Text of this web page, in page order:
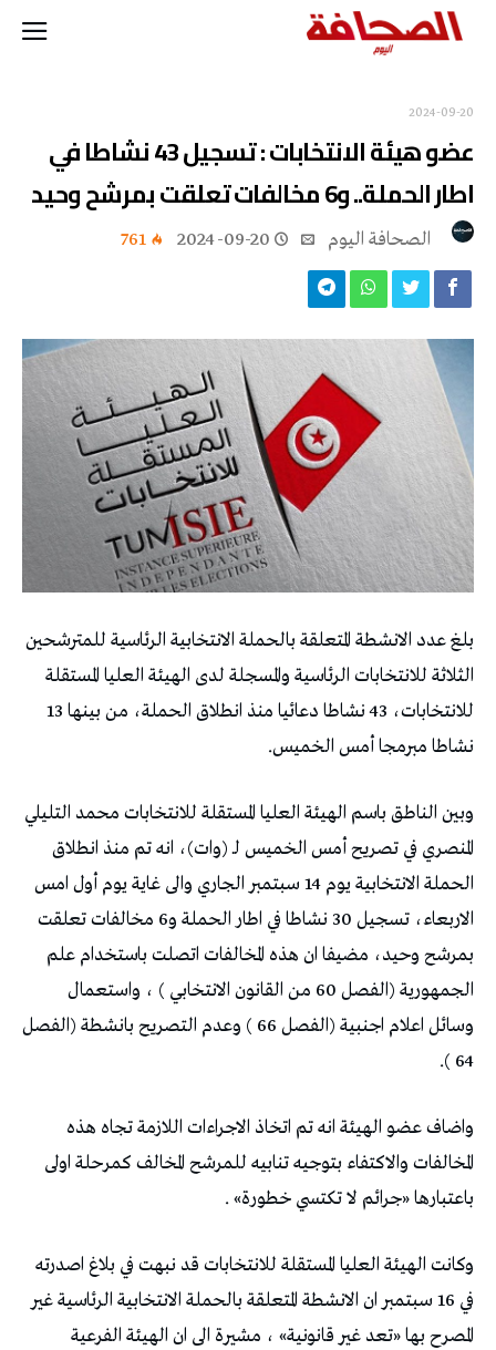
2024-09-20
عضو هيئة الانتخابات : تسجيل 43 نشاطا في
اطار الحملة.. و6 مخالفات تعلقت بمرشح وحيد
2024-09-20
761
بلغ عدد الانشطة المتعلقة بالحملة الانتخابية الرئاسية للمترشحين
الثلاثة للانتخابات الرئاسية والمسجلة لدى الهيئة العليا المستقلة
للانتخابات، 43 نشاطا دعائيا منذ انطلاق الحملة، من بينها 13
نشاطا مبرمجا أمس الخميس.
وبين الناطق باسم الهيئة العليا المستقلة للانتخابات محمد التليلي
المنصري في تصريح أمس الخميس لـ (وات)، انه تم منذ انطلاق
الحملة الانتخابية يوم 14 سبتمبر الجاري والى غاية يوم أول امس
الاربعاء، تسجيل 30 نشاطا في اطار الحملة و6 مخالفات تعلقت
بمرشح وحيد، مضيفا ان هذه المخالفات اتصلت باستخدام علم
الجمهورية (الفصل 60 من القانون الانتخابي ) ، واستعمال
وسائل اعلام اجنبية (الفصل 66 ) وعدم التصريح بانشطة (الفصل
64 ).
واضاف عضو الهيئة انه تم اتخاذ الاجراءات اللازمة تجاه هذه
المخالفات والاكتفاء بتوجيه تنابيه للمرشح المخالف كمرحلة اولى
باعتبارها «جرائم لا تكتسي خطورة» .
وكانت الهيئة العليا المستقلة للانتخابات قد نبهت في بلاغ اصدرته
في 16 سبتمبر ان الانشطة المتعلقة بالحملة الانتخابية الرئاسية غير
المصرح بها «تعد غير قانونية» ، مشيرة الى ان الهيئة الفرعية